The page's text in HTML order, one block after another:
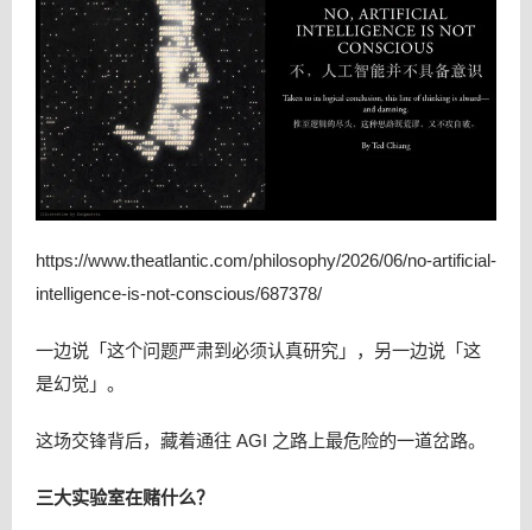
https://www.theatlantic.com/philosophy/2026/06/no-artificial-
intelligence-is-not-conscious/687378/
一边说「这个问题严肃到必须认真研究」，另一边说「这
是幻觉」。
这场交锋背后，藏着通往 AGI 之路上最危险的一道岔路。
三大实验室在赌什么？